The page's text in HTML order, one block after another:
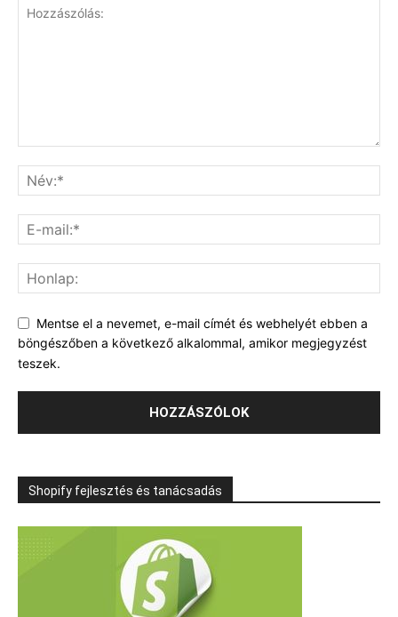
Mentse el a nevemet, e-mail címét és webhelyét ebben a
böngészőben a következő alkalommal, amikor megjegyzést
teszek.
Shopify fejlesztés és tanácsadás